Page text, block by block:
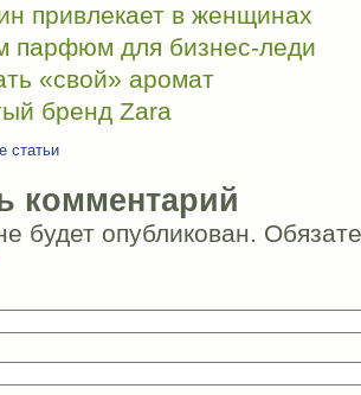
привлекает в женщинах
парфюм для бизнес-леди
«свой» аромат
бренд Zara
статьи
комментарий
будет опубликован.